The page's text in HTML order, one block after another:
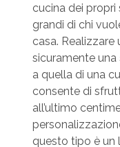
cucina dei propri
grandi di chi
casa.
sicuramente una
a quella di una
consente di
all’ultimo
questo tipo è un